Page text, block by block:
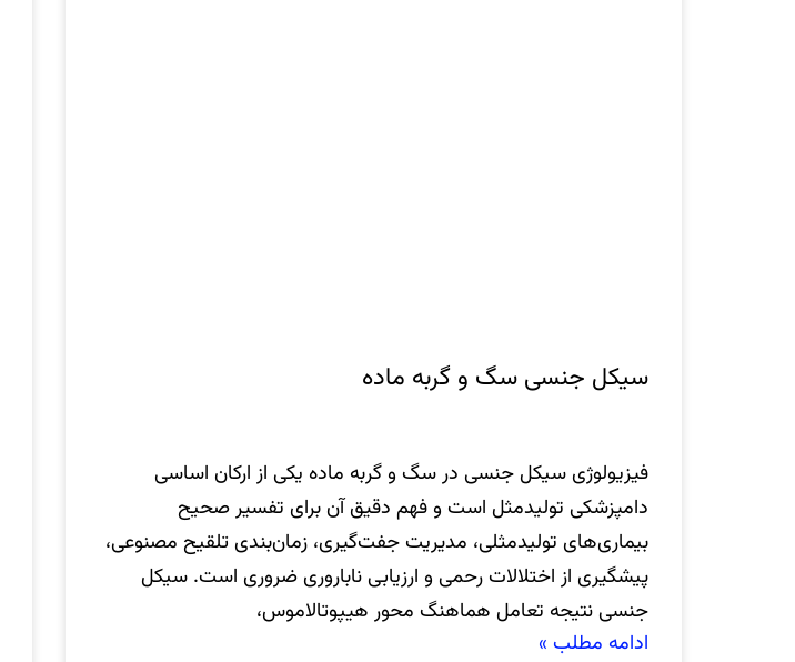
سیکل جنسی سگ و گربه ماده
فیزیولوژی سیکل جنسی در سگ و گربه ماده یکی از ارکان اساسی
دامپزشکی تولیدمثل است و فهم دقیق آن برای تفسیر صحیح
بیماری‌های تولیدمثلی، مدیریت جفت‌گیری، زمان‌بندی تلقیح مصنوعی،
پیشگیری از اختلالات رحمی و ارزیابی ناباروری ضروری است. سیکل
جنسی نتیجه تعامل هماهنگ محور هیپوتالاموس،
ادامه مطلب »